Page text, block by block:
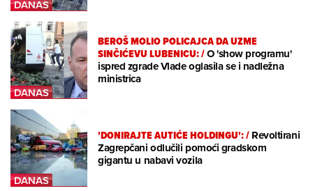
BEROŠ MOLIO POLICAJCA DA UZME
SINČIĆEVU LUBENICU:/O 'show programu'
ispred zgrade Vlade oglasila se i nadležna
ministrica
'DONIRAJTE AUTIĆE HOLDINGU':/Revoltirani
Zagrepčani odlučili pomoći gradskom
gigantu u nabavi vozila